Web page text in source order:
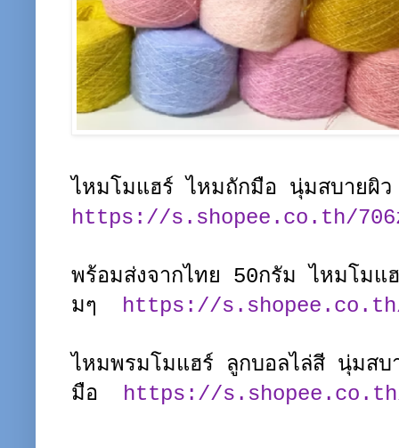
ไหมโมแฮร์ ไหมถักมือ นุ่มสบายผิ
https://s.shopee.co.th/
พร้อมส่งจากไทย 50กรัม ไหมโม
มๆ https://s.shopee.co.th/
ไหมพรมโมแฮร์ ลูกบอลไล่สี นุ่มสบ
มือ https://s.shopee.co.th/